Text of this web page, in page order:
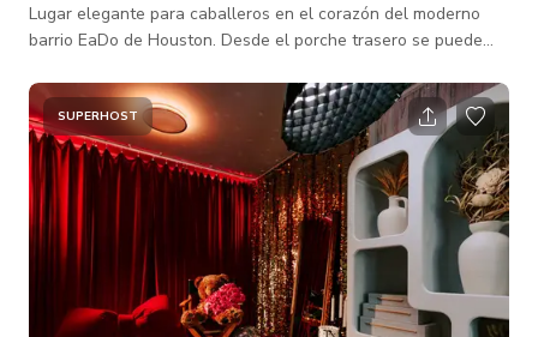
Lugar elegante para caballeros en el corazón del moderno
barrio EaDo de Houston. Desde el porche trasero se puede
8th wonder, todos íconos de Houston. Primer piso: -
Habitación de invitados con cama, silla lounge y taburete.
Cama queen con vestidor, 1 mesa de noche con lámpara de
lectura montada en la pared. - Sala de juegos con mesa de
billar - Lavadora y sec
SUPERHOST